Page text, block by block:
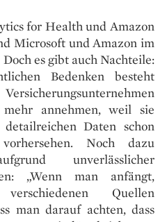
for Health und Amazon
Microsoft und Amazon im
es gibt auch Nachteile:
Bedenken besteht
annehmen, weil sie
Daten schon
Noch dazu
unverlässlicher
„Wenn man anfängt,
Quellen
man darauf achten, dass